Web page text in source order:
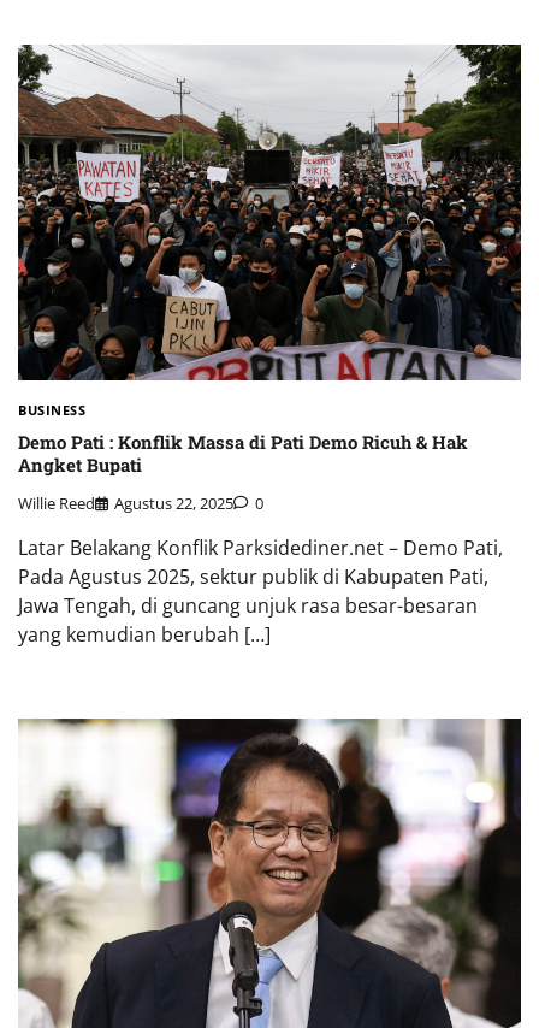
BUSINESS
Demo Pati : Konflik Massa di Pati Demo Ricuh & Hak
Angket Bupati
Willie Reed Agustus 22, 2025 0
Latar Belakang Konflik Parksidediner.net – Demo Pati,
Pada Agustus 2025, sektur publik di Kabupaten Pati,
Jawa Tengah, di guncang unjuk rasa besar-besaran
yang kemudian berubah […]